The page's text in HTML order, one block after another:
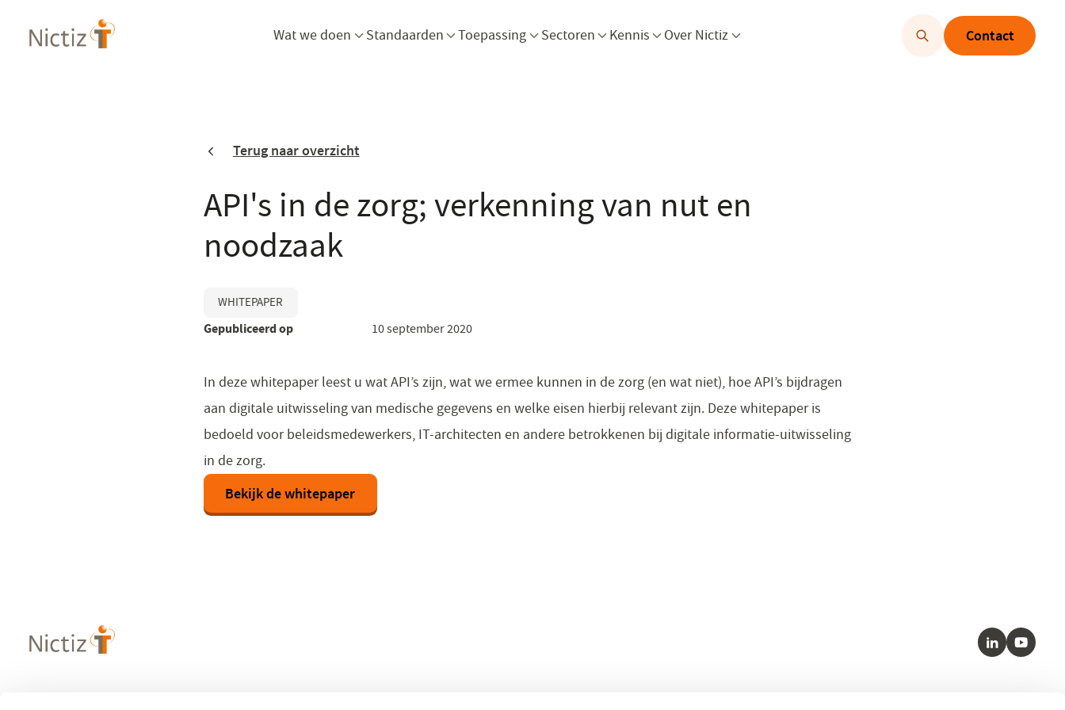
en
Wat we doen Menu openen
Standaarden Menu openen
Toepassing Menu openen
Sectoren Menu openen
Kennis Menu openen
Over Nictiz Contact
Terug naar overzicht
API's in de zorg; verkenning van nut en
noodzaak
WHITEPAPER
Gepubliceerd op 10 september 2020
In deze whitepaper leest u wat API’s zijn, wat we ermee kunnen in de zorg (en wat niet), hoe API’s bijdragen
aan digitale uitwisseling van medische gegevens en welke eisen hierbij relevant zijn. Deze whitepaper is
bedoeld voor beleidsmedewerkers, IT-architecten en andere betrokkenen bij digitale informatie-uitwisseling
in de zorg.
Bekijk de whitepaper
LinkedInYoutube